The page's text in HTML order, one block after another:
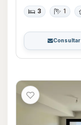
3 1
Consultar